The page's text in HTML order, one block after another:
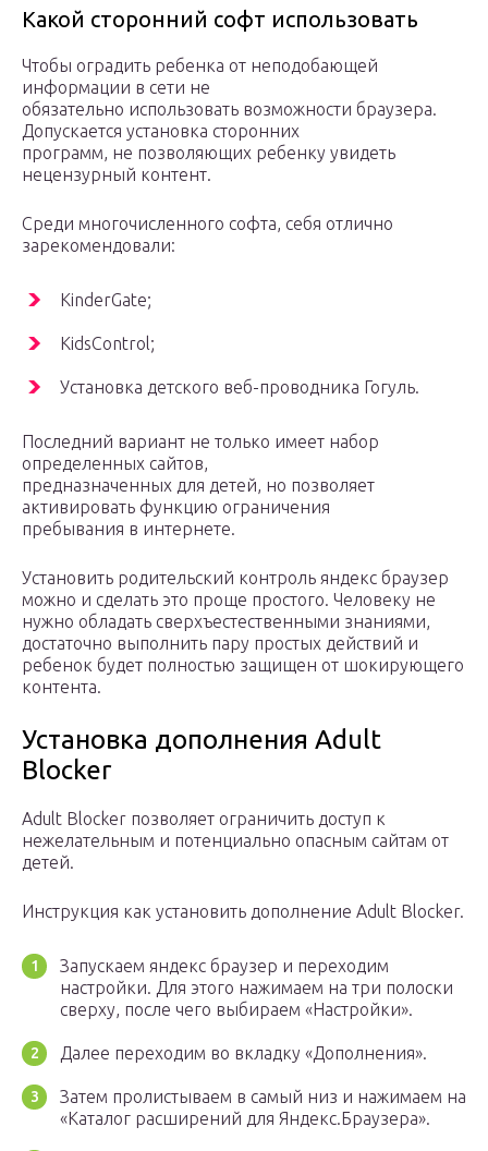
Какой сторонний софт использовать
Чтобы оградить ребенка от неподобающей
информации в сети не
обязательно использовать возможности браузера.
Допускается установка сторонних
программ, не позволяющих ребенку увидеть
нецензурный контент.
Среди многочисленного софта, себя отлично
зарекомендовали:
KinderGate;
KidsControl;
Установка детского веб-проводника Гогуль.
Последний вариант не только имеет набор
определенных сайтов,
предназначенных для детей, но позволяет
активировать функцию ограничения
пребывания в интернете.
Установить родительский контроль яндекс браузер
можно и сделать это проще простого. Человеку не
нужно обладать сверхъестественными знаниями,
достаточно выполнить пару простых действий и
ребенок будет полностью защищен от шокирующего
контента.
Установка дополнения Adult
Blocker
Adult Blocker позволяет ограничить доступ к
нежелательным и потенциально опасным сайтам от
детей.
Инструкция как установить дополнение Adult Blocker.
Запускаем яндекс браузер и переходим
настройки. Для этого нажимаем на три полоски
сверху, после чего выбираем «Настройки».
Далее переходим во вкладку «Дополнения».
Затем пролистываем в самый низ и нажимаем на
«Каталог расширений для Яндекс.Браузера».